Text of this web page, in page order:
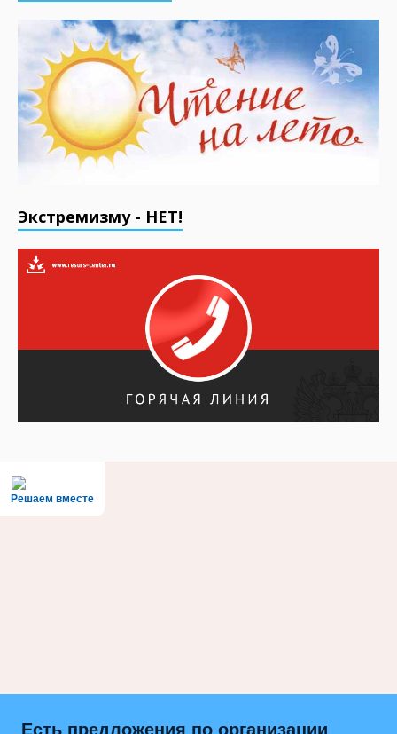
Экстремизму - НЕТ!
Решаем вместе
Есть предложения по организации